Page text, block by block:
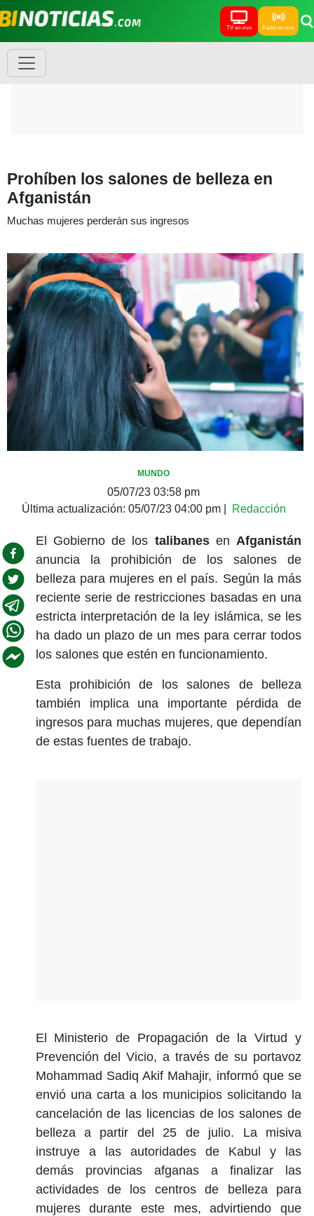
TV en vivo Radio en vivo
Prohíben los salones de belleza en
Afganistán
Muchas mujeres perderán sus ingresos
MUNDO
05/07/23 03:58 pm
Última actualización: 05/07/23 04:00 pm| Redacción
El Gobierno de los talibanes en Afganistán
anuncia la prohibición de los salones de
belleza para mujeres en el país. Según la más
reciente serie de restricciones basadas en una
estricta interpretación de la ley islámica, se les
ha dado un plazo de un mes para cerrar todos
los salones que estén en funcionamiento.
Esta prohibición de los salones de belleza
también implica una importante pérdida de
ingresos para muchas mujeres, que dependían
de estas fuentes de trabajo.
El Ministerio de Propagación de la Virtud y
Prevención del Vicio, a través de su portavoz
Mohammad Sadiq Akif Mahajir, informó que se
envió una carta a los municipios solicitando la
cancelación de las licencias de los salones de
belleza a partir del 25 de julio. La misiva
instruye a las autoridades de Kabul y las
demás provincias afganas a finalizar las
actividades de los centros de belleza para
mujeres durante este mes, advirtiendo que